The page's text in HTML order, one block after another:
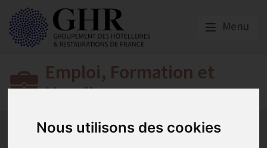
Nous utilisons des cookies
Menu
Emploi, Formation et
Handicap
Actualité 2026 Nos Métiers
Offres d’Emploi